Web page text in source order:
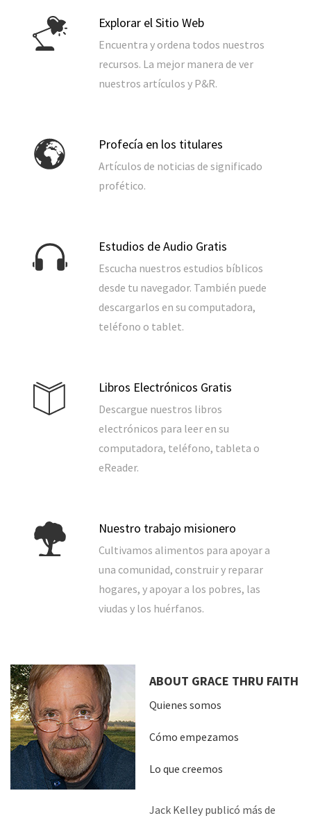
Explorar el Sitio Web
Encuentra y ordena todos nuestros
recursos. La mejor manera de ver
nuestros artículos y P&R.
Profecía en los titulares
Artículos de noticias de significado
profético.
Estudios de Audio Gratis
Escucha nuestros estudios bíblicos
desde tu navegador. También puede
descargarlos en su computadora,
teléfono o tablet.
Libros Electrónicos Gratis
Descargue nuestros libros
electrónicos para leer en su
computadora, teléfono, tableta o
eReader.
Nuestro trabajo misionero
Cultivamos alimentos para apoyar a
una comunidad, construir y reparar
hogares, y apoyar a los pobres, las
viudas y los huérfanos.
ABOUT GRACE THRU FAITH
Quienes somos
Cómo empezamos
Lo que creemos
Jack Kelley publicó más de